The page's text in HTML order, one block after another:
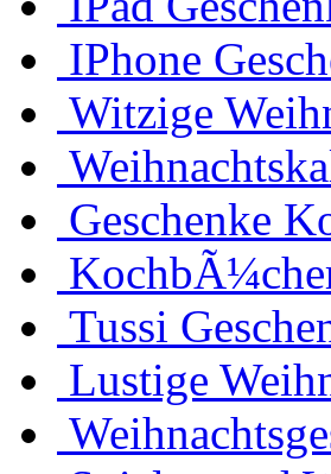
IPhone
Witzige
Geschenke
Tussi
Lustige